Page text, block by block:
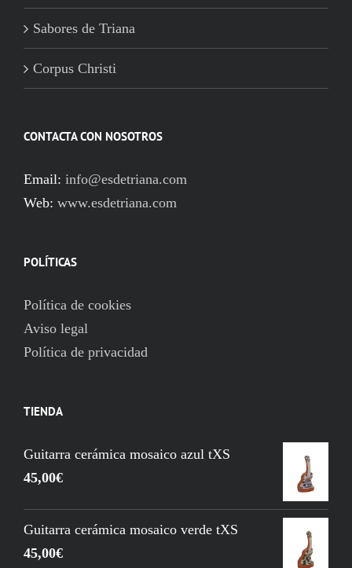
Sabores de Triana
Corpus Christi
CONTACTA CON NOSOTROS
Email: info@esdetriana.com
Web: www.esdetriana.com
POLÍTICAS
Política de cookies
Aviso legal
Política de privacidad
TIENDA
Guitarra cerámica mosaico azul tXS
45,00€
Guitarra cerámica mosaico verde tXS
45,00€